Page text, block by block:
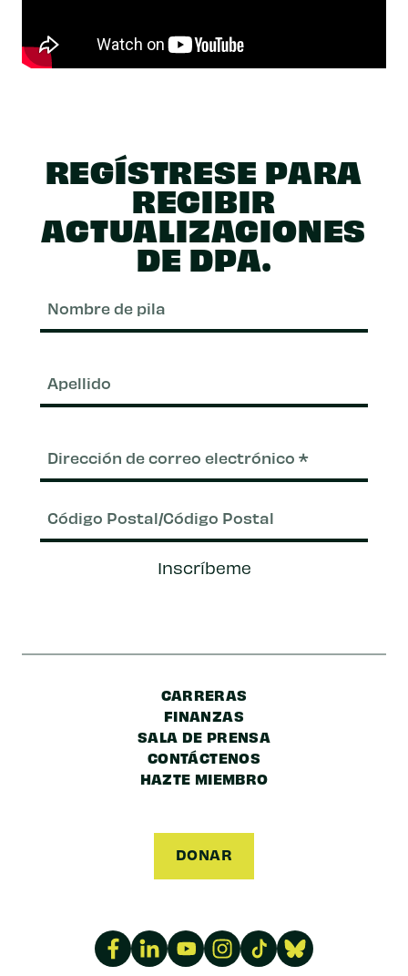
REGÍSTRESE PARA
RECIBIR
ACTUALIZACIONES
DE DPA.
electrónico(Requerido)
Postal/CódigoInscríbeme
CARRERAS
FINANZAS
SALA DE PRENSA
CONTÁCTENOS
HAZTE MIEMBRO
DONAR